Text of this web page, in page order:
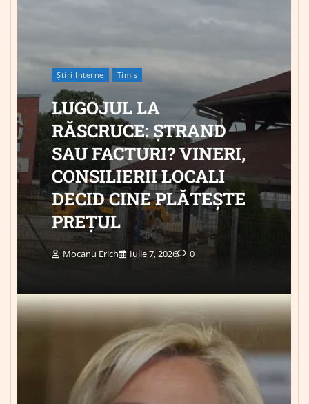
Știri Interne Timis
LUGOJUL LA
RĂSCRUCE: ȘTRAND
SAU FACTURI? VINERI,
CONSILIERII LOCALI
DECID CINE PLĂTEȘTE
PREȚUL
Mocanu Erich Iulie 7, 2026 0